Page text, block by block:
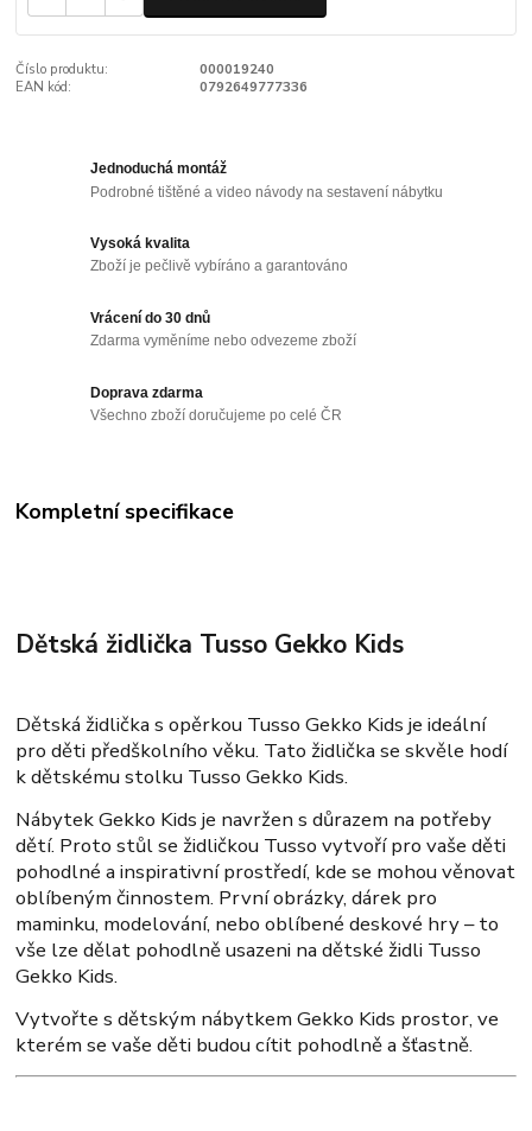
Číslo produktu:
000019240
EAN kód:
0792649777336
Jednoduchá montáž
Podrobné tištěné a video návody na sestavení nábytku
Vysoká kvalita
Zboží je pečlivě vybíráno a garantováno
Vrácení do 30 dnů
Zdarma vyměníme nebo odvezeme zboží
Doprava zdarma
Všechno zboží doručujeme po celé ČR
Kompletní specifikace
Dětská židlička Tusso Gekko Kids
Dětská židlička s opěrkou Tusso Gekko Kids je ideální
pro děti předškolního věku. Tato židlička se skvěle hodí
k dětskému stolku Tusso Gekko Kids.
Nábytek Gekko Kids je navržen s důrazem na potřeby
dětí. Proto stůl se židličkou Tusso vytvoří pro vaše děti
pohodlné a inspirativní prostředí, kde se mohou věnovat
oblíbeným činnostem. První obrázky, dárek pro
maminku, modelování, nebo oblíbené deskové hry – to
vše lze dělat pohodlně usazeni na dětské židli Tusso
Gekko Kids.
Vytvořte s dětským nábytkem Gekko Kids prostor, ve
kterém se vaše děti budou cítit pohodlně a šťastně.